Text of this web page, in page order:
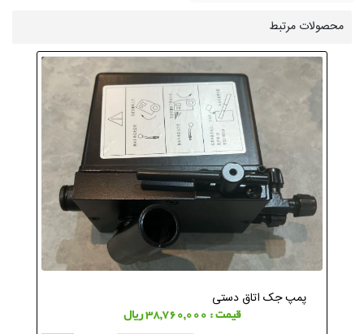
محصولات مرتبط
پمپ جک اتاق دستی
قیمت : 38,760,000 ریال